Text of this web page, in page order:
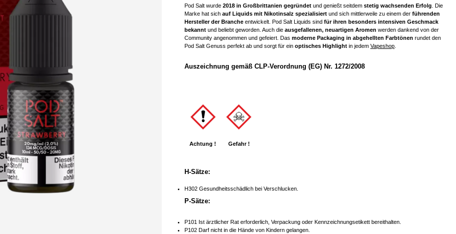
Pod Salt wurde 2018 in Großbrittanien gegründet und genießt seitdem stetig wachsenden Erfolg . Die
Marke hat sich auf Liquids mit Nikotinsalz spezialisiert und sich mittlerweile zu einem der führenden
Hersteller der Branche entwickelt. Pod Salt Liquids sind für ihren besonders intensiven Geschmack
bekannt und beliebt geworden. Auch die ausgefallenen, neuartigen Aromen werden dankend von der
Community angenommen und gefeiert. Das moderne Packaging in abgehellten Farbtönen rundet den
Pod Salt Genuss perfekt ab und sorgt für ein optisches Highlight in jedem Vapeshop
Auszeichnung gemäß CLP-Verordnung (EG) Nr. 1272/2008
Achtung ! Gefahr !
H-Sätze:
H302 Gesundheitsschädlich bei Verschlucken.
P-Sätze:
P101 Ist ärztlicher Rat erforderlich, Verpackung oder Kennzeichnungsetikett bereithalten.
P102 Darf nicht in die Hände von Kindern gelangen.